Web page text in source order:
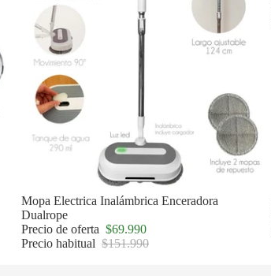
Oferta
Mopa Electrica Inalámbrica Enceradora
Dualrope
Precio de oferta $69.990
Precio habitual $151.990